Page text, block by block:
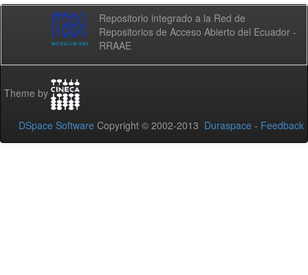
Repositorio integrado a la Red de
Repositorios de Acceso Abierto del Ecuador -
RRAAE
Theme by
DSpace Software Copyright © 2002-2013 Duraspace - Feedback